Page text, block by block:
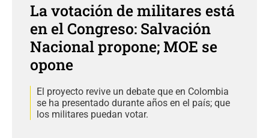
La votación de militares está
en el Congreso: Salvación
Nacional propone; MOE se
opone
El proyecto revive un debate que en Colombia
se ha presentado durante años en el país; que
los militares puedan votar.